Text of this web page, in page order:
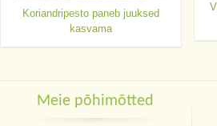
Koriandripesto paneb juuksed
kasvama
Meie põhimõtted